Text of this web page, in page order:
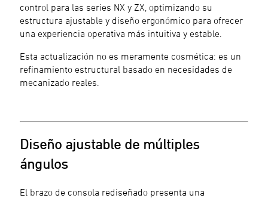
control para las series NX y ZX, optimizando su
estructura ajustable y diseño ergonómico para ofrecer
una experiencia operativa más intuitiva y estable.
Esta actualización no es meramente cosmética: es un
refinamiento estructural basado en necesidades de
mecanizado reales.
Diseño ajustable de múltiples
ángulos
El brazo de consola rediseñado presenta una